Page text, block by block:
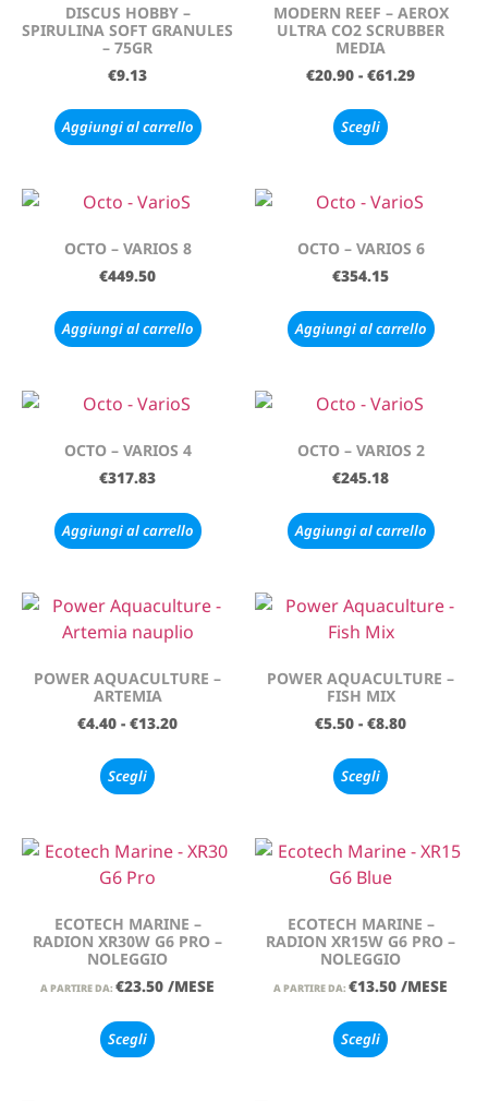
DISCUS HOBBY –
SPIRULINA SOFT GRANULES
– 75GR
€9.13
Aggiungi al carrello
MODERN REEF – AEROX
ULTRA CO2 SCRUBBER
MEDIA
€20.90 - €61.29
Scegli
OCTO – VARIOS 8
€449.50
Aggiungi al carrello
OCTO – VARIOS 6
€354.15
Aggiungi al carrello
OCTO – VARIOS 4
€317.83
Aggiungi al carrello
OCTO – VARIOS 2
€245.18
Aggiungi al carrello
POWER AQUACULTURE –
ARTEMIA
€4.40 - €13.20
Scegli
POWER AQUACULTURE –
FISH MIX
€5.50 - €8.80
Scegli
ECOTECH MARINE –
RADION XR30W G6 PRO –
NOLEGGIO
A PARTIRE DA: €23.50 /MESE
Scegli
ECOTECH MARINE –
RADION XR15W G6 PRO –
NOLEGGIO
A PARTIRE DA: €13.50 /MESE
Scegli